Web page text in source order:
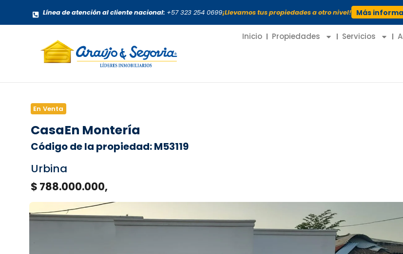
Línea de atención al cliente nacional: +57 323 254 0699¡Llevamos tus propiedades a otro nivel! Más
Inicio Propiedades Servicios
En Venta
CasaEn Montería
Código de la propiedad: M53119
Urbina
$ 788.000.000,